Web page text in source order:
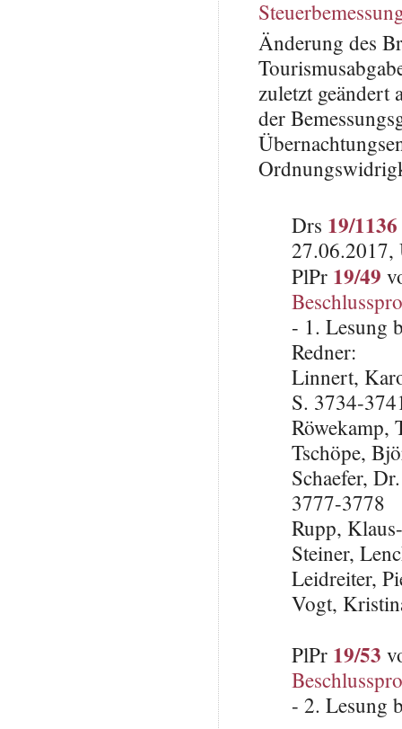
Änderung des
zuletzt
der
Drs 19/1136
27.06.2017,
PlPr 19/49
- 1. Lesung
Redner:
Linnert,
S. 3734-
Röwekamp,
Tschöpe,
Schaefer,
3777-3778
Rupp,
Steiner,
Leidreiter,
Vogt,
PlPr 19/53
- 2. Lesung